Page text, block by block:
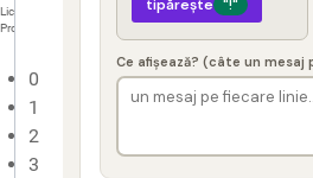
Liceul Teoretic "Nicolae Bălcescu" Cluj-Napoca
Proiect modernizare
0
1
2
3